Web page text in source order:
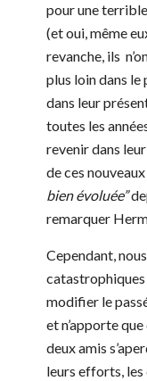
pour une
(et oui, même
revanche, ils
plus loin dans
dans leur
toutes les
revenir dans
de ces
bien évoluée”
remarquer
Cependant,
catastrophiques
modifier le
et n’apporte
deux amis
leurs efforts,